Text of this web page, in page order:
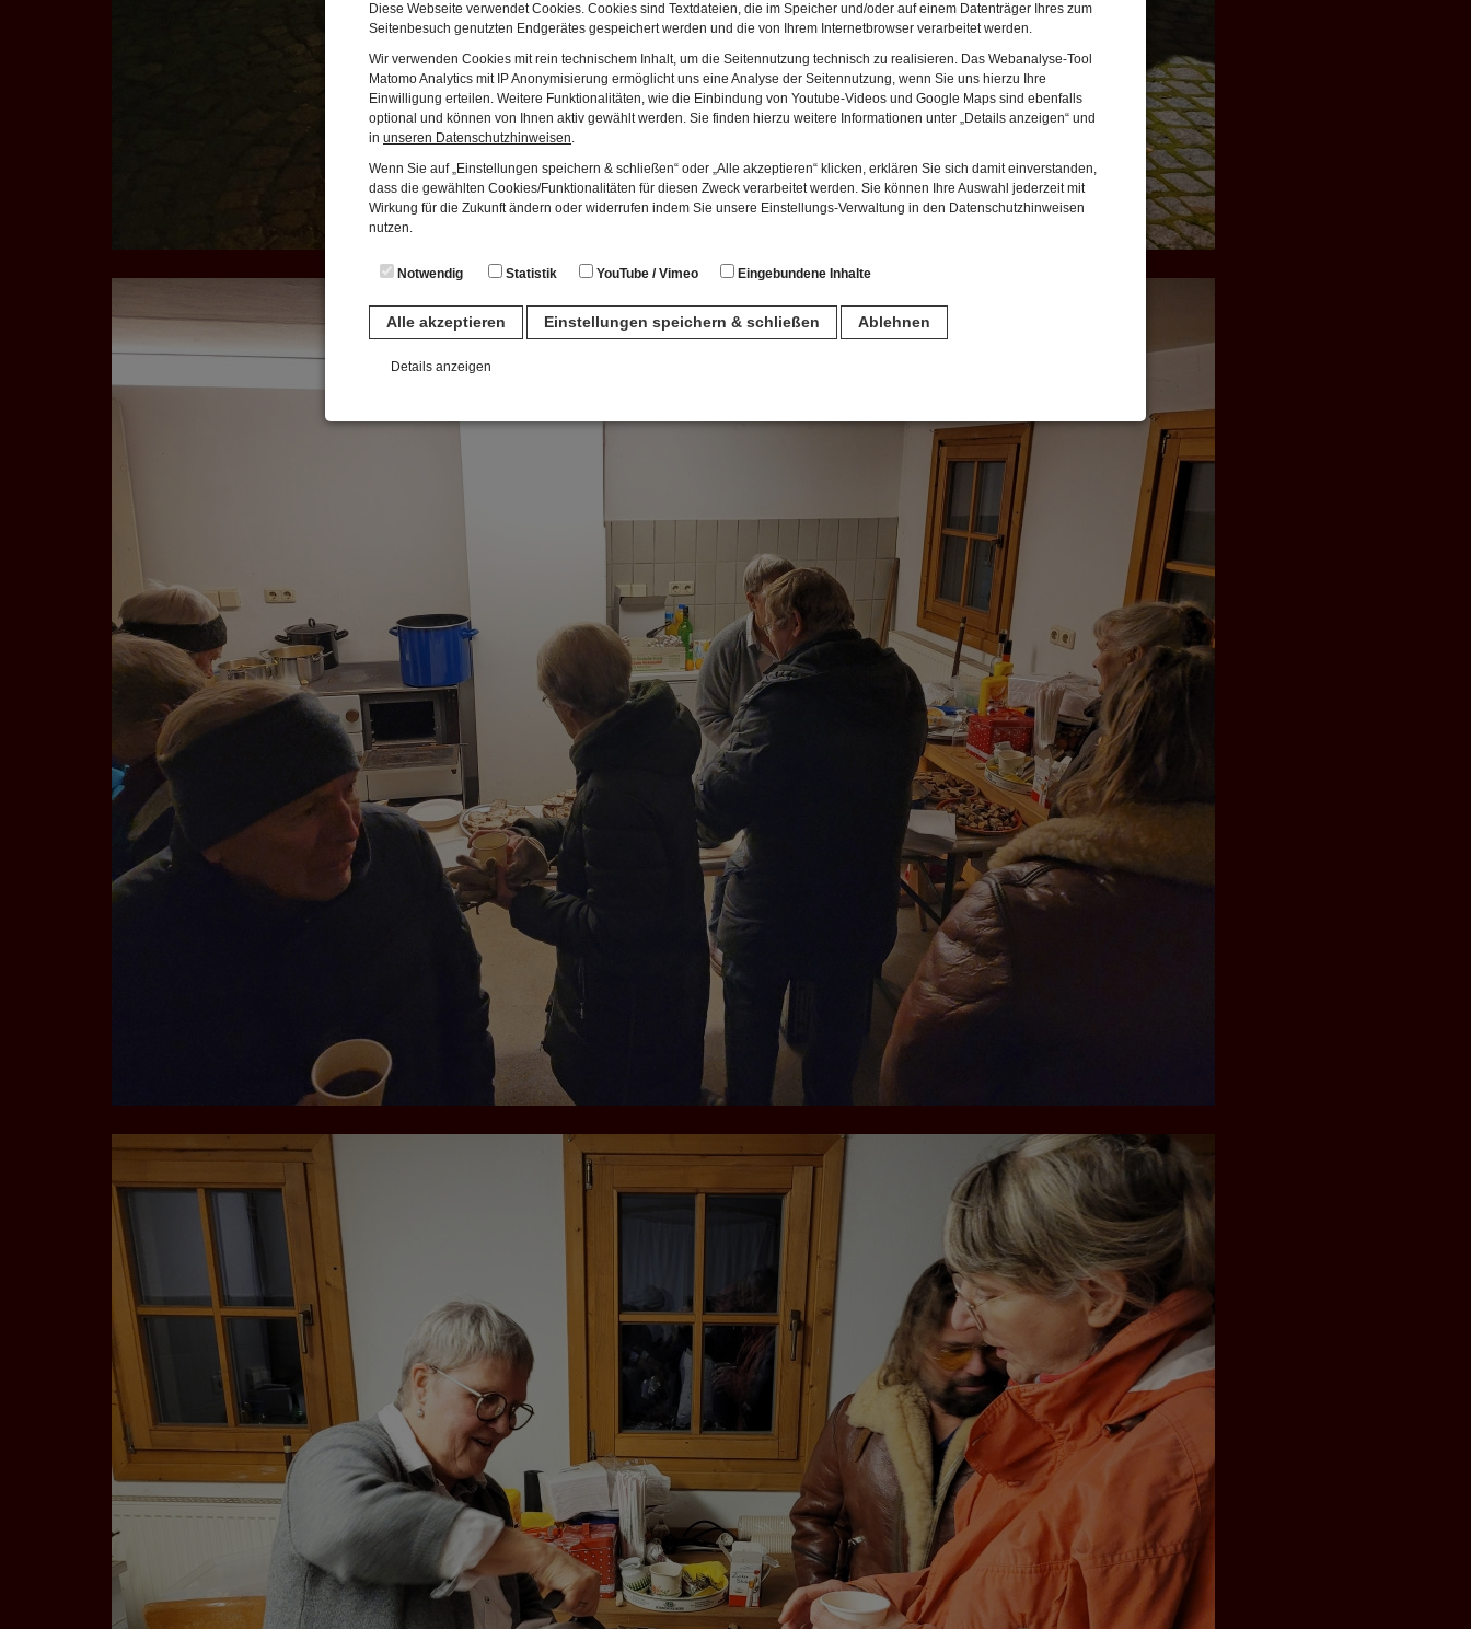
Diese Webseite verwendet Cookies. Cookies sind Textdateien, die im Speicher und/oder auf einem Datenträger Ihres zum
Seitenbesuch genutzten Endgerätes gespeichert werden und die von Ihrem Internetbrowser verarbeitet werden.
Wir verwenden Cookies mit rein technischem Inhalt, um die Seitennutzung technisch zu realisieren. Das Webanalyse-Tool
Matomo Analytics mit IP Anonymisierung ermöglicht uns eine Analyse der Seitennutzung, wenn Sie uns hierzu Ihre
Einwilligung erteilen. Weitere Funktionalitäten, wie die Einbindung von Youtube-Videos und Google Maps sind ebenfalls
optional und können von Ihnen aktiv gewählt werden. Sie finden hierzu weitere Informationen unter „Details anzeigen“ und
in unseren Datenschutzhinweisen.
Wenn Sie auf „Einstellungen speichern & schließen“ oder „Alle akzeptieren“ klicken, erklären Sie sich damit einverstanden,
dass die gewählten Cookies/Funktionalitäten für diesen Zweck verarbeitet werden. Sie können Ihre Auswahl jederzeit mit
Wirkung für die Zukunft ändern oder widerrufen indem Sie unsere Einstellungs-Verwaltung in den Datenschutzhinweisen
nutzen.
Notwendig Statistik YouTube / Vimeo Eingebundene Inhalte
Alle akzeptieren Einstellungen speichern & schließen Ablehnen
Details anzeigen
Diese Cookies sind für den Betrieb der Seite unbedingt notwendig. Hierbei werden keinerlei personenbezogenen Daten
Diese Website nutzt Matomo Analytics für die Auswertung der Seitenaufrufe als Statistik. Die hierdurch gespeicherten Daten
werden ausschließlich auf unseren eigenen Servern gespeichert. Eine Übertragung an Dritte erfolgt nicht. Wir verwenden
die Funktion AnonymizeIP zur Anonymisierung Ihrer IP-Adresse, so dass diese gekürzt wird und nicht mehr Ihrem Besuch
auf unserer Internetseite zugeordnet werden kann.
YouTube / Vimeo
Videos werden über die Plattformen YouTube oder Vimeo eingebunden. Wir nutzen YouTube im erweiterten
Datenschutzmodus. Dieser Modus bewirkt laut YouTube, dass YouTube keine Informationen über die Besucher auf dieser
Website speichert, bevor diese sich das Video ansehen.
Eingebundene Inhalte
Optional sind externe Inhalte auf den Seiten dieser Website eingebunden. Das können Kartendienste wie z.B. Google Maps
sein oder auch Anwendungen einer externen Website.